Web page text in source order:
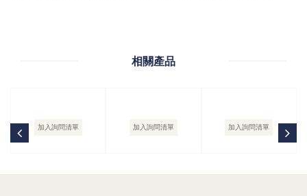
相關產品
加入詢問清單 加入詢問清單 加入詢問清單